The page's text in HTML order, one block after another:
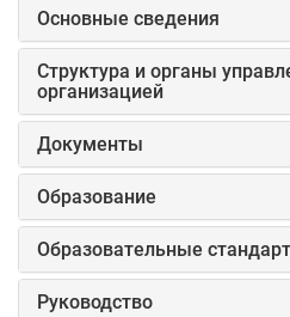
Основные сведения
Структура и органы
организацией
Документы
Образование
Образовательные
Руководство